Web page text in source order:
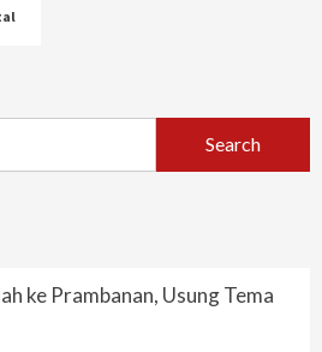
ke Prambanan, Usung Tema